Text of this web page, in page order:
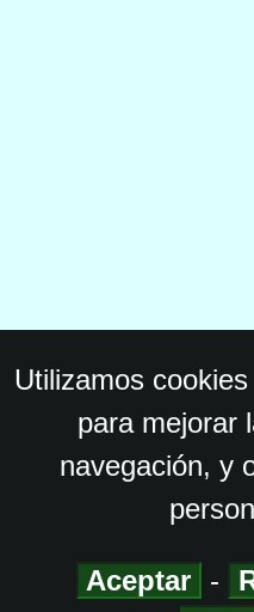
Utilizamos
para mejorar
navegación, y
Aceptar -